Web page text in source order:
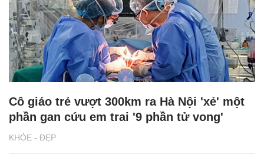
KHỎE - ĐẸP
Cô giáo trẻ vượt 300km ra Hà Nội 'xẻ' một
phần gan cứu em trai '9 phần tử vong'